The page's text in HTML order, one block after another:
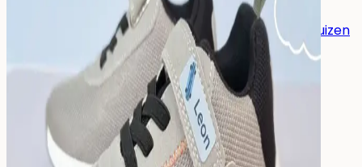
Naamstickers voor gereedschap
Naamstickers voor verzorgingshuizen
Eten
&
Drinken